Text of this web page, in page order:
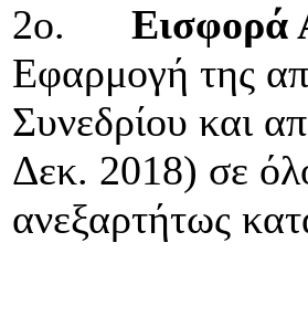
2ο. Εισφορά
Εφαρμογή της
Συνεδρίου και
Δεκ. 2018) σε
ανεξαρτήτως